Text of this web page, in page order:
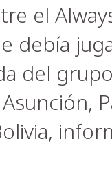
el
debía
del